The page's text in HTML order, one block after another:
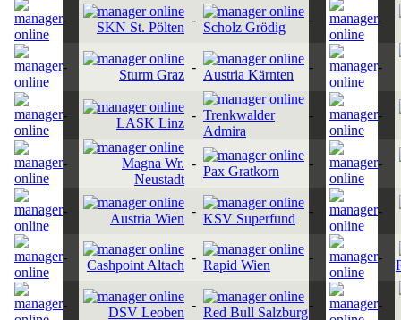
-
SKN St. Pölten
-
Scholz Grödig
- -
-
Sturm Graz
-
Austria Kärnten
- -
-
LASK Linz
- Trenkwalder
Admira
- -
-
Magna Wr.
Neustadt
-
Pax Gratkorn
- -
-
Austria Wien
-
KSV Superfund
- -
-
Cashpoint Altach
-
Rapid Wien
- -
-
DSV Leoben
-
Red Bull Salzburg
- -